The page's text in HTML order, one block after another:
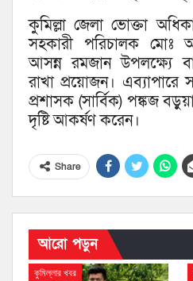
কুমিল্লা জেলা ভোক্তা
সহকারী পরিচালক মোঃ
আসন্ন রমজান উপলক্ষ্যে
রাখা প্রয়োজন। এব্যাপারে
প্রশাসক (সার্বিক) পঙ্কজ
দৃষ্টি আকর্ষণ করেন।
Share
আরো পড়ুন
কুমিল্লার খবর